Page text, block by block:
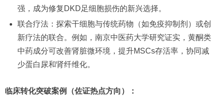
强，成为修复DKD足细胞损伤的新兴选择。
联合疗法：探索干细胞与传统药物（如免疫抑制剂）或创
新疗法的联合。例如，南京中医药大学研究证实，黄酮类
中药成分可改善肾脏微环境，提升MSCs存活率，协同减
少蛋白尿和肾纤维化。
临床转化突破案例（佐证热点方向）：